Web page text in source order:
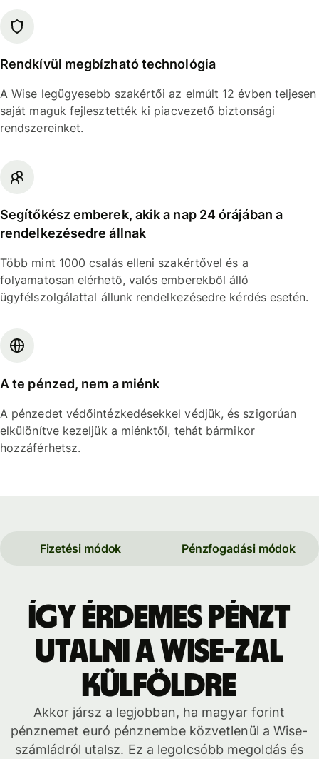
Rendkívül megbízható technológia
A Wise legügyesebb szakértői az elmúlt 12 évben teljesen
saját maguk fejlesztették ki piacvezető biztonsági
rendszereinket.
Segítőkész emberek, akik a nap 24 órájában a
rendelkezésedre állnak
Több mint 1000 csalás elleni szakértővel és a
folyamatosan elérhető, valós emberekből álló
ügyfélszolgálattal állunk rendelkezésedre kérdés esetén.
A te pénzed, nem a miénk
A pénzedet védőintézkedésekkel védjük, és szigorúan
elkülönítve kezeljük a miénktől, tehát bármikor
hozzáférhetsz.
Fizetési módok Pénzfogadási módok
Így érdemes pénzt
utalni a Wise-zal
külföldre
Akkor jársz a legjobban, ha magyar forint
pénznemet euró pénznembe közvetlenül a Wise-
számládról utalsz. Ez a legolcsóbb megoldás és